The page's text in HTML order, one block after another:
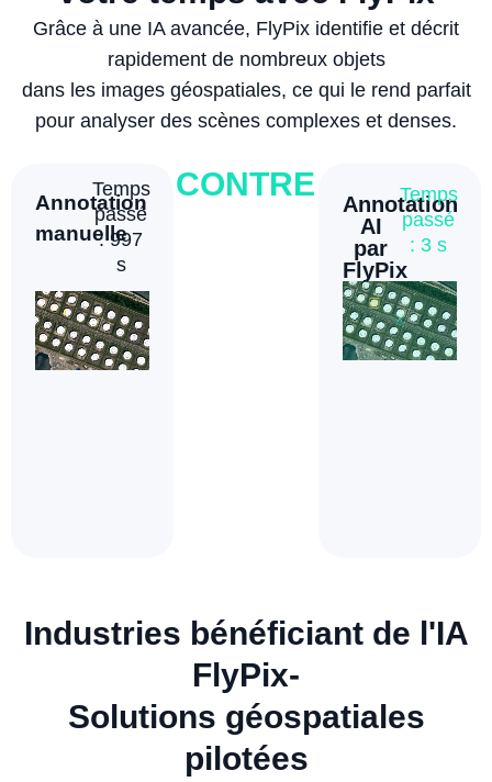
Grâce à une IA avancée, FlyPix identifie et décrit
rapidement de nombreux objets
dans les images géospatiales, ce qui le rend parfait
pour analyser des scènes complexes et denses.
Annotation
manuelle
Temps
passé
: 997
s
Annotation
Temps
Annotation
manuelle
Temps
passé
:
3 200
s
CONTRE
Annotation
AI
par
FlyPix
Temps
passé
: 3 s
Industries bénéficiant de l'IA
FlyPix-
Solutions géospatiales
pilotées